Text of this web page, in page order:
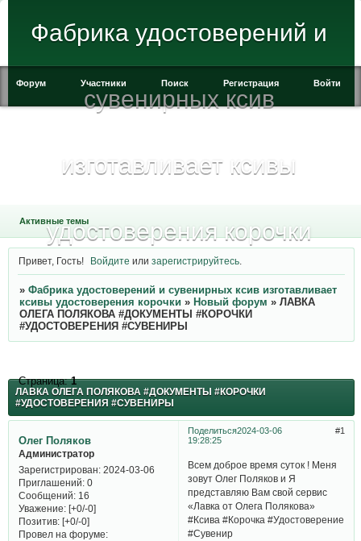
Фабрика удостоверений и
сувенирных ксив
изготавливает ксивы
удостоверения корочки
Форум Участники Поиск Регистрация Войти
Активные темы
Привет, Гость! Войдите илизарегистрируйтесь
» Фабрика удостоверений и сувенирных ксив изготавливает
ксивы удостоверения корочки » Новый форум » ЛАВКА
ОЛЕГА ПОЛЯКОВА #ДОКУМЕНТЫ #КОРОЧКИ
#УДОСТОВЕРЕНИЯ #СУВЕНИРЫ
ЛАВКА ОЛЕГА ПОЛЯКОВА #ДОКУМЕНТЫ #КОРОЧКИ
#УДОСТОВЕРЕНИЯ #СУВЕНИРЫ
Страница:1
Поделиться 1
2024-03-06
19:28:25
Олег Поляков
Администратор
Зарегистрирован: 2024-03-06
Приглашений:0
Сообщений:16
Уважение: [+0/-0]
Позитив: [+0/-0]
Провел на форуме:
Всем доброе время суток ! Меня
зовут Олег Поляков и Я
представляю Вам свой сервис
«Лавка от Олега Полякова»
#Ксива #Корочка #Удостоверение
#Сувенир